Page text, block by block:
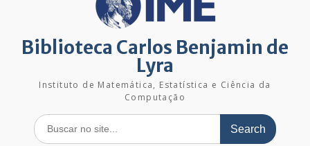
Biblioteca Carlos Benjamin de
Lyra
Instituto de Matemática, Estatística e Ciência da
Computação
Search
for: